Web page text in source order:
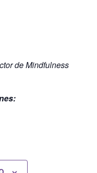
de Mindfulness